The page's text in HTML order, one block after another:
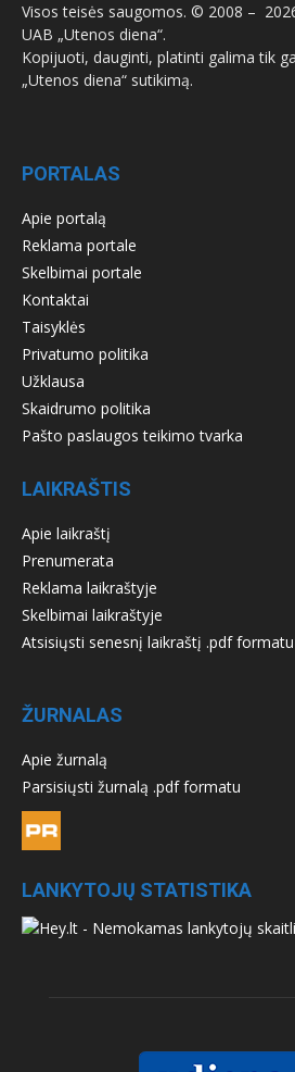
Visos teisės saugomos. © 2008 –
UAB „Utenos diena“.
Kopijuoti, dauginti, platinti galima tik
„Utenos diena“ sutikimą.
PORTALAS
Apie portalą
Reklama portale
Skelbimai portale
Kontaktai
Taisyklės
Privatumo politika
Užklausa
Skaidrumo politika
Pašto paslaugos teikimo tvarka
LAIKRAŠTIS
Apie laikraštį
Prenumerata
Reklama laikraštyje
Skelbimai laikraštyje
Atsisiųsti senesnį laikraštį .pdf formatu
ŽURNALAS
Apie žurnalą
Parsisiųsti žurnalą .pdf formatu
LANKYTOJŲ STATISTIKA